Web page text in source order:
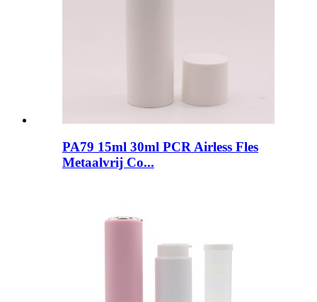
PA79 15ml 30ml PCR Airless Fles
Metaalvrij Co...